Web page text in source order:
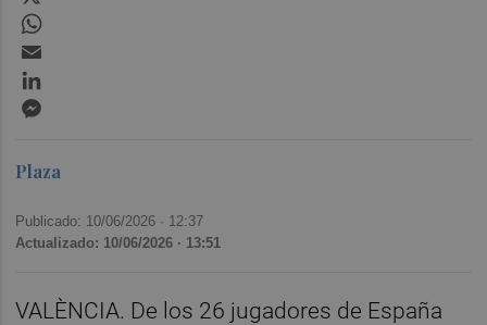
Plaza
Publicado: 10/06/2026 · 12:37
Actualizado: 10/06/2026 · 13:51
VALÈNCIA. De los 26 jugadores de España